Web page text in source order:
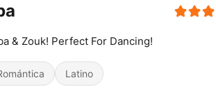
& Zouk! Perfect For Dancing!
Latino